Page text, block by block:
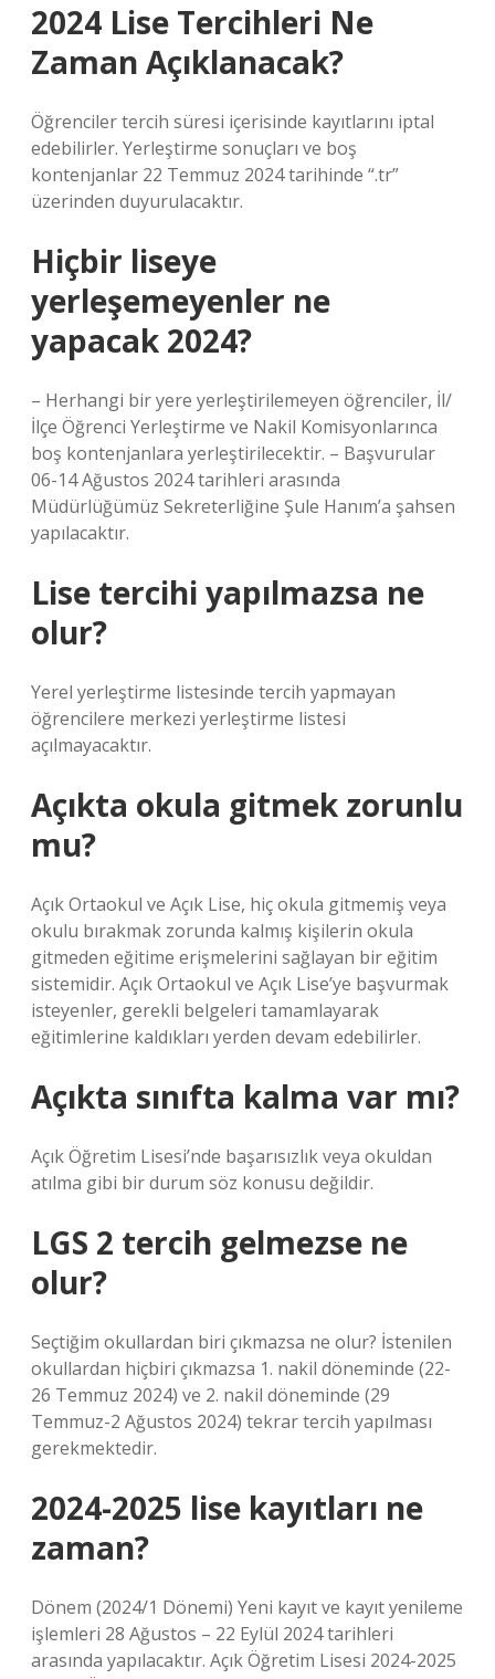
2024 Lise Tercihleri Ne
Zaman Açıklanacak?
Öğrenciler tercih süresi içerisinde kayıtlarını iptal
edebilirler. Yerleştirme sonuçları ve boş
kontenjanlar 22 Temmuz 2024 tarihinde “.tr”
üzerinden duyurulacaktır.
Hiçbir liseye
yerleşemeyenler ne
yapacak 2024?
– Herhangi bir yere yerleştirilemeyen öğrenciler, İl/
İlçe Öğrenci Yerleştirme ve Nakil Komisyonlarınca
boş kontenjanlara yerleştirilecektir. – Başvurular
06-14 Ağustos 2024 tarihleri ​​arasında
Müdürlüğümüz Sekreterliğine Şule Hanım’a şahsen
yapılacaktır.
Lise tercihi yapılmazsa ne
olur?
Yerel yerleştirme listesinde tercih yapmayan
öğrencilere merkezi yerleştirme listesi
açılmayacaktır.
Açıkta okula gitmek zorunlu
mu?
Açık Ortaokul ve Açık Lise, hiç okula gitmemiş veya
okulu bırakmak zorunda kalmış kişilerin okula
gitmeden eğitime erişmelerini sağlayan bir eğitim
sistemidir. Açık Ortaokul ve Açık Lise’ye başvurmak
isteyenler, gerekli belgeleri tamamlayarak
eğitimlerine kaldıkları yerden devam edebilirler.
Açıkta sınıfta kalma var mı?
Açık Öğretim Lisesi’nde başarısızlık veya okuldan
atılma gibi bir durum söz konusu değildir.
LGS 2 tercih gelmezse ne
olur?
Seçtiğim okullardan biri çıkmazsa ne olur? İstenilen
okullardan hiçbiri çıkmazsa 1. nakil döneminde (22-
26 Temmuz 2024) ve 2. nakil döneminde (29
Temmuz-2 Ağustos 2024) tekrar tercih yapılması
gerekmektedir.
2024-2025 lise kayıtları ne
zaman?
Dönem (2024/1 Dönemi) Yeni kayıt ve kayıt yenileme
işlemleri 28 Ağustos – 22 Eylül 2024 tarihleri ​​
arasında yapılacaktır. Açık Öğretim Lisesi 2024-2025